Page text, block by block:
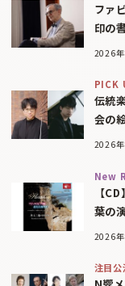
ファ
印の
2026
PICK
伝統
会の
2026
New
【
葉の
2026
注目公